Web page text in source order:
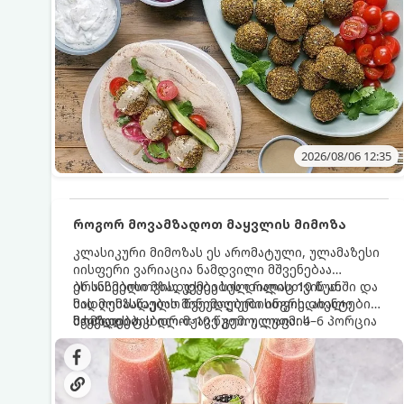
2026/08/06 12:35
როგორ მოვამზადოთ მაყვლის მიმოზა
კლასიკური მიმოზას ეს არომატული, ულამაზესი
იისფერი ვარიაცია ნამდვილი მშვენებაა
ბრანჩებისთვის, უქმეების დილისთვის ან
სადღესასწაულო წვეულებებისთვის. ახალი
მაყვლის ტკბილ-მჟავე გემო, ლაიმის
ციტრუსოვანი არომატი და ცქრიალა ღვინის
ბუშტუკები ქმნის საოცრად დახვეწილ და
მაგრილებელ კოქტეილს.
ეს სასმელი მზადდება სულ რაღაც 10 წუთში და
მის მომზადებას მინიმალური ინგრედიენტები
სჭირდება.
მომზადების დრო: 10 წუთი ულუფა: 4–6 პორცია